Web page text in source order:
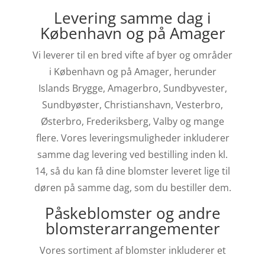
Levering samme dag i
København og på Amager
Vi leverer til en bred vifte af byer og områder
i København og på Amager, herunder
Islands Brygge, Amagerbro, Sundbyvester,
Sundbyøster, Christianshavn, Vesterbro,
Østerbro, Frederiksberg, Valby og mange
flere. Vores leveringsmuligheder inkluderer
samme dag levering ved bestilling inden kl.
14, så du kan få dine blomster leveret lige til
døren på samme dag, som du bestiller dem.
Påskeblomster og andre
blomsterarrangementer
Vores sortiment af blomster inkluderer et